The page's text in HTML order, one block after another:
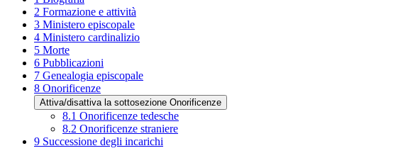
2 Formazione e attività
3 Ministero episcopale
4 Ministero cardinalizio
5 Morte
6 Pubblicazioni
7 Genealogia episcopale
8 Onorificenze
Attiva/disattiva la sottosezione Onorificenze
8.1 Onorificenze tedesche
8.2 Onorificenze straniere
9 Successione degli incarichi